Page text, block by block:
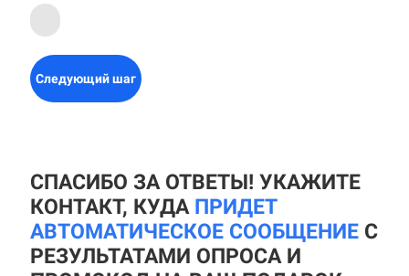
Следующий шаг
СПАСИБО ЗА ОТВЕТЫ! УКАЖИТЕ
КОНТАКТ, КУДА ПРИДЕТ
АВТОМАТИЧЕСКОЕ СООБЩЕНИЕ С
РЕЗУЛЬТАТАМИ ОПРОСА И